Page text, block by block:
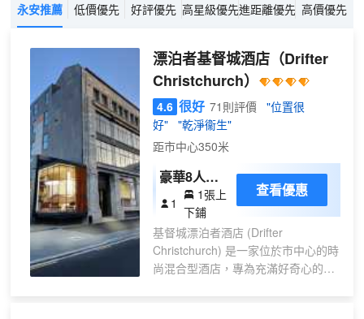
永安推薦 低價優先 好評優先 高星級優先進距離優先 高價優先
漂泊者基督城酒店（Drifter
Christchurch）
4.6 很好 71則評價
"位置很
好"
"乾淨衞生"
距市中心350米
豪華8人宿
舍房間內的
1張床位，
帶獨立衞生
間
1
1張上
下鋪
查看優惠
基督城漂泊者酒店 (Drifter
Christchurch) 是一家位於市中心的時
尚混合型酒店，專為充滿好奇心的旅